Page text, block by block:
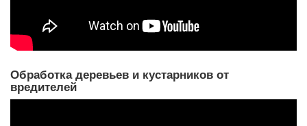
Обработка деревьев и кустарников от
вредителей